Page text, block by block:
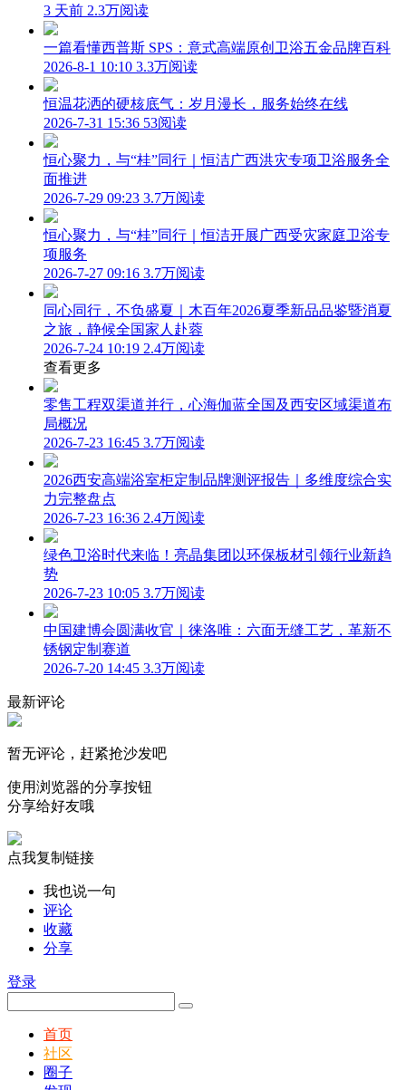
3 天前 2.3万阅读
一篇看懂西普斯 SPS：意式高端原创卫浴五金品牌百科
2026-8-1 10:10 3.3万阅读
恒温花洒的硬核底气：岁月漫长，服务始终在线
2026-7-31 15:36 53阅读
恒心聚力，与“桂”同行｜恒洁广西洪灾专项卫浴服务全
面推进
2026-7-29 09:23 3.7万阅读
恒心聚力，与“桂”同行｜恒洁开展广西受灾家庭卫浴专
项服务
2026-7-27 09:16 3.7万阅读
同心同行，不负盛夏｜木百年2026夏季新品品鉴暨消夏
之旅，静候全国家人赴蓉
2026-7-24 10:19 2.4万阅读
查看更多
零售工程双渠道并行，心海伽蓝全国及西安区域渠道布
局概况
2026-7-23 16:45 3.7万阅读
2026西安高端浴室柜定制品牌测评报告｜多维度综合实
力完整盘点
2026-7-23 16:36 2.4万阅读
绿色卫浴时代来临！亮晶集团以环保板材引领行业新趋
势
2026-7-23 10:05 3.7万阅读
中国建博会圆满收官｜徕洛唯：六面无缝工艺，革新不
锈钢定制赛道
2026-7-20 14:45 3.3万阅读
最新评论
暂无评论，赶紧抢沙发吧
使用浏览器的分享按钮
分享给好友哦
点我复制链接
我也说一句
评论
收藏
分享
登录
首页
社区
圈子